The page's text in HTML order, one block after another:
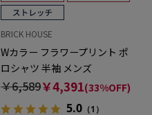
BRICK HOUSE
Wカラー フラワープリント ポ
ロシャツ 半袖 メンズ
￥6,589￥4,391(33%OFF)
5.0 （1）